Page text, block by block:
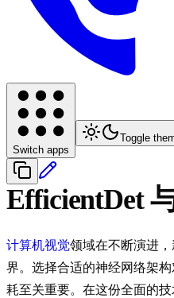
Switch apps
Toggle
EfficientDet
计算机视觉领域在不断演进
界。选择合适的神经网络架
耗至关重要。在这份全面的